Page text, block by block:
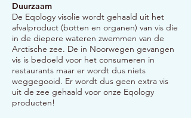
Duurzaam
De Eqology visolie wordt gehaald uit het
afvalproduct (botten en organen) van vis die
in de diepere wateren zwemmen van de
Arctische zee. De in Noorwegen gevangen
vis is bedoeld voor het consumeren in
restaurants maar er wordt dus niets
weggegooid. Er wordt dus geen extra vis
uit de zee gehaald voor onze Eqology
producten!